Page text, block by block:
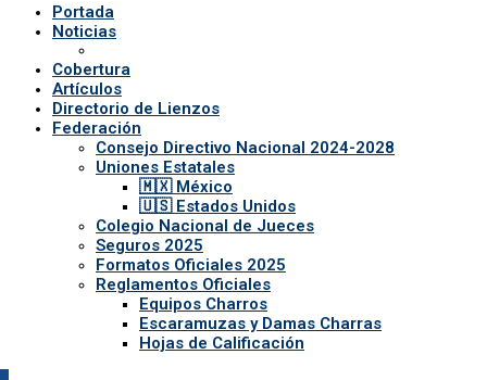
Portada
Noticias
Cobertura
Artículos
Directorio de Lienzos
Federación
Consejo Directivo Nacional 2024-2028
Uniones Estatales
🇲🇽 México
🇺🇸 Estados Unidos
Colegio Nacional de Jueces
Seguros 2025
Formatos Oficiales 2025
Reglamentos Oficiales
Equipos Charros
Escaramuzas y Damas Charras
Hojas de Calificación